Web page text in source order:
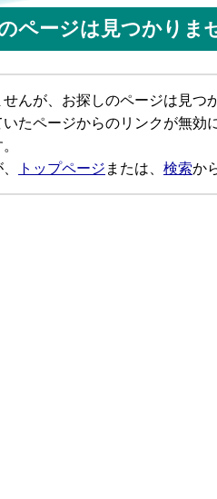
ページは見つかりま
んが、お探しのページは見つ
いたページからのリンクが無
トップページ または、 検索か